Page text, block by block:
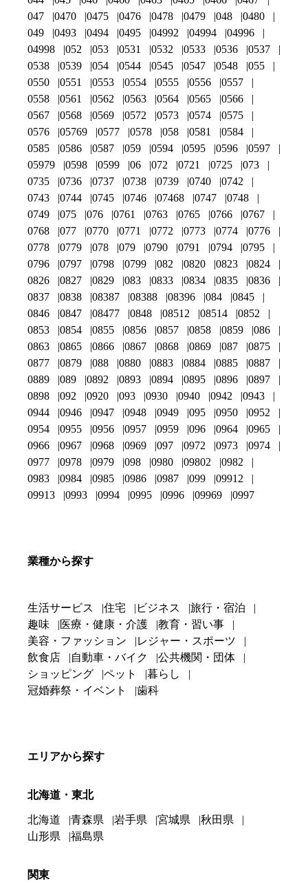
047
0470 0475 0476 0478 0479 048
0480
049
0493 0494 0495 04992 04994
04996
04998
052 053 0531 0532 0533 0536
0537
0538
0539 054 0544 0545 0547 0548
055
0550
0551 0553 0554 0555 0556
0557
0558
0561 0562 0563 0564 0565
0566
0567
0568 0569 0572 0573 0574
0575
0576
05769 0577 0578 058 0581
0584
0585
0586 0587 059 0594 0595 0596
0597
05979
0598 0599 06 072 0721 0725
073
0735
0736 0737 0738 0739 0740
0742
0743
0744 0745 0746 07468 0747
0748
0749
075 076 0761 0763 0765 0766
0767
0768
077 0770 0771 0772 0773 0774
0776
0778
0779 078 079 0790 0791 0794
0795
0796
0797 0798 0799 082 0820 0823
0824
0826
0827 0829 083 0833 0834 0835
0836
0837
0838 08387 08388 08396 084
0845
0846
0847 08477 0848 08512 08514
0852
0853
0854 0855 0856 0857 0858 0859
086
0863
0865 0866 0867 0868 0869 087
0875
0877
0879 088 0880 0883 0884 0885
0887
0889
089 0892 0893 0894 0895 0896
0897
0898
092 0920 093 0930 0940 0942
0943
0944
0946 0947 0948 0949 095 0950
0952
0954
0955 0956 0957 0959 096 0964
0965
0966
0967 0968 0969 097 0972 0973
0974
0977
0978 0979 098 0980 09802
0982
0983
0984 0985 0986 0987 099
09912
09913
0993 0994 0995 0996 09969 0997
業種から探す
生活サービス 住宅 ビジネス
旅行・宿泊
趣味
医療・健康・介護
教育・習い事
美容・ファッション
レジャー・スポーツ
飲食店
自動車・バイク
公共機関・団体
ショッピング
ペット
暮らし
冠婚葬祭・イベント
歯科
エリアから探す
北海道・東北
北海道 青森県 岩手県 宮城県
秋田県
山形県
福島県
関東